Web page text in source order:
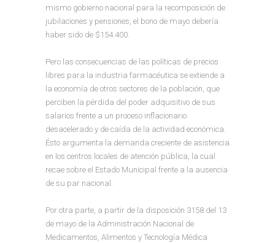
mismo gobierno nacional para la recomposición de
jubilaciones y pensiones, el bono de mayo debería
haber sido de $154.400.
Pero las consecuencias de las políticas de precios
libres para la industria farmacéutica se extiende a
la economía de otros sectores de la población, que
perciben la pérdida del poder adquisitivo de sus
salarios frente a un proceso inflacionario
desacelerado y de caída de la actividad económica.
Ésto argumenta la demanda creciente de asistencia
en los centros locales de atención pública, la cual
recae sobre el Estado Municipal frente a la ausencia
de su par nacional.
Por otra parte, a partir de la disposición 3158 del 13
de mayo de la Administración Nacional de
Medicamentos, Alimentos y Tecnología Médica